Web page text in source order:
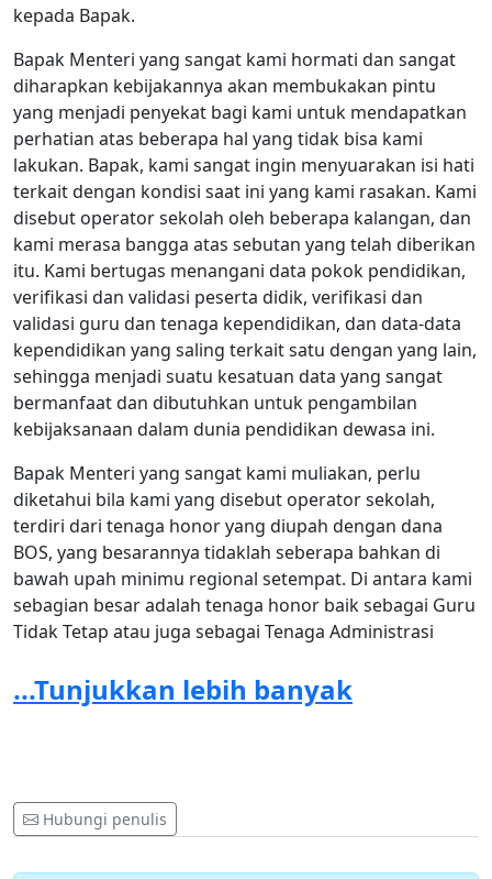
kepada Bapak.
Bapak Menteri yang sangat kami hormati dan sangat
diharapkan kebijakannya akan membukakan pintu
yang menjadi penyekat bagi kami untuk mendapatkan
perhatian atas beberapa hal yang tidak bisa kami
lakukan. Bapak, kami sangat ingin menyuarakan isi hati
terkait dengan kondisi saat ini yang kami rasakan. Kami
disebut operator sekolah oleh beberapa kalangan, dan
kami merasa bangga atas sebutan yang telah diberikan
itu. Kami bertugas menangani data pokok pendidikan,
verifikasi dan validasi peserta didik, verifikasi dan
validasi guru dan tenaga kependidikan, dan data-data
kependidikan yang saling terkait satu dengan yang lain,
sehingga menjadi suatu kesatuan data yang sangat
bermanfaat dan dibutuhkan untuk pengambilan
kebijaksanaan dalam dunia pendidikan dewasa ini.
Bapak Menteri yang sangat kami muliakan, perlu
diketahui bila kami yang disebut operator sekolah,
terdiri dari tenaga honor yang diupah dengan dana
BOS, yang besarannya tidaklah seberapa bahkan di
bawah upah minimu regional setempat. Di antara kami
sebagian besar adalah tenaga honor baik sebagai Guru
Tidak Tetap atau juga sebagai Tenaga Administrasi
dari Kepala Sekolah, sehingga bagi kami yang belum
mempunyai NUPTK, tidak bisa digunakan sebagai dasar
mempunyai Surat Keputusan dari Bupati. Kami juga
dari latar belakang unit kerja yang berbeda-beda, ada
di antara kami yang berada di unit sekolah negeri,
...Tunjukkan lebih banyak
Hubungi penulis